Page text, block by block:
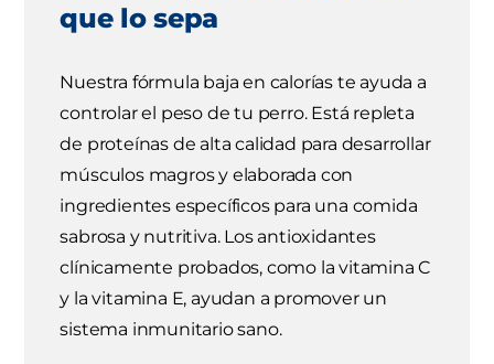
que lo sepa
Nuestra fórmula baja en calorías te ayuda a
controlar el peso de tu perro. Está repleta
de proteínas de alta calidad para desarrollar
músculos magros y elaborada con
ingredientes específicos para una comida
sabrosa y nutritiva. Los antioxidantes
clínicamente probados, como la vitamina C
y la vitamina E, ayudan a promover un
sistema inmunitario sano.